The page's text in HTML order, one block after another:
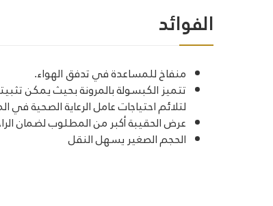
الفوائد
منفاخ للمساعدة في تدفق الهواء.
تتميز الكبسولة بالمرونة بحيث يمكن
لتلائم احتياجات عامل الرعاية الصحية في
عرض الحقيبة أكبر من المطلوب لضمان
الحجم الصغير يسهل النقل